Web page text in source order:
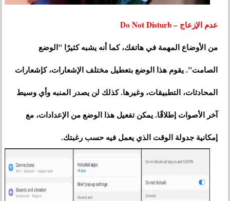
عدم الإزعاج – Do Not Disturb
من الأوضاع المهمة في هاتفك، كما أنه يشبه كثيرًا "الوضع
الصامت". يقوم هذا الوضع بتعطيل مختلف الإشعارات، كإشعارات
المحادثات، التطبيقات، وغيرها. كذلك لن يصدر المنبه وأي وسيط
آخر الأصوات إطلاقًا. يمكن تفعيل هذا الوضع من الإعدادات، مع
إمكانية جدولة الوقت الذي يعمل فيه حسب رغبتك.